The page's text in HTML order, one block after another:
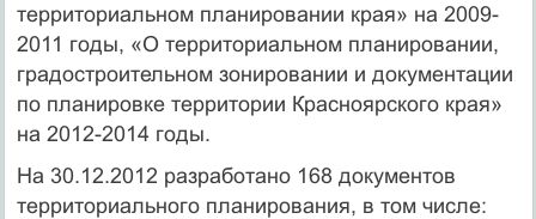
территориальном планировании края» на 2009-
2011 годы, «О территориальном планировании,
градостроительном зонировании и документации
по планировке территории Красноярского края»
на 2012-2014 годы.
На 30.12.2012 разработано 168 документов
территориального планирования, в том числе: